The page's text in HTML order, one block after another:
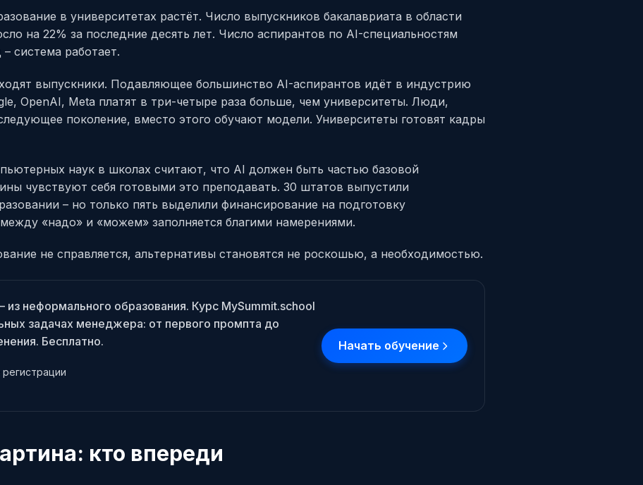
в университетах растёт. Число выпускников бакалавриата в области
на 22% за последние десять лет. Число аспирантов по AI-специальностям
система работает.
выпускники. Подавляющее большинство AI-аспирантов идёт в индустрию
OpenAI, Meta платят в три-четыре раза больше, чем университеты. Люди,
поколение, вместо этого обучают модели. Университеты готовят кадры
наук в школах считают, что AI должен быть частью базовой
чувствуют себя готовыми это преподавать. 30 штатов выпустили
– но только пять выделили финансирование на подготовку
«надо» и «можем» заполняется благими намерениями.
не справляется, альтернативы становятся не роскошью, а необходимостью.
из неформального образования. Курс MySummit.school
задачах менеджера: от первого промпта до
Бесплатно.
Начать обучение
кто впереди